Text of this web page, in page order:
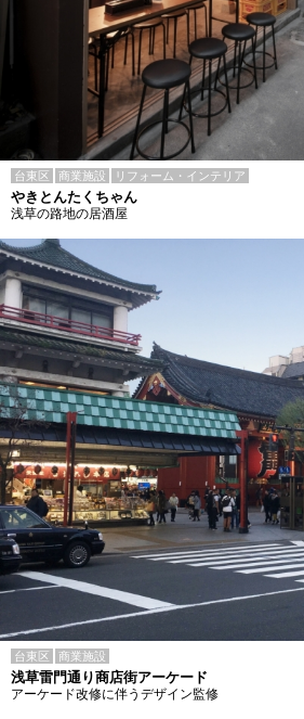
台東区 商業施設 リフォーム・インテリア
やきとんたくちゃん
浅草の路地の居酒屋
台東区 商業施設
浅草雷門通り商店街アーケード
アーケード改修に伴うデザイン監修